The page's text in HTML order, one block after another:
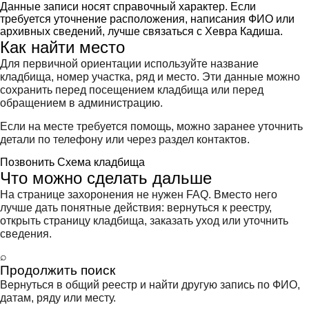
Данные записи носят справочный характер. Если
требуется уточнение расположения, написания ФИО или
архивных сведений, лучше связаться с Хевра Кадиша.
Как найти место
Для первичной ориентации используйте название
кладбища, номер участка, ряд и место. Эти данные можно
сохранить перед посещением кладбища или перед
обращением в администрацию.
Если на месте требуется помощь, можно заранее уточнить
детали по телефону или через раздел контактов.
Позвонить Схема кладбища
Что можно сделать дальше
На странице захоронения не нужен FAQ. Вместо него
лучше дать понятные действия: вернуться к реестру,
открыть страницу кладбища, заказать уход или уточнить
сведения.
⌕
Продолжить поиск
Вернуться в общий реестр и найти другую запись по ФИО,
датам, ряду или месту.